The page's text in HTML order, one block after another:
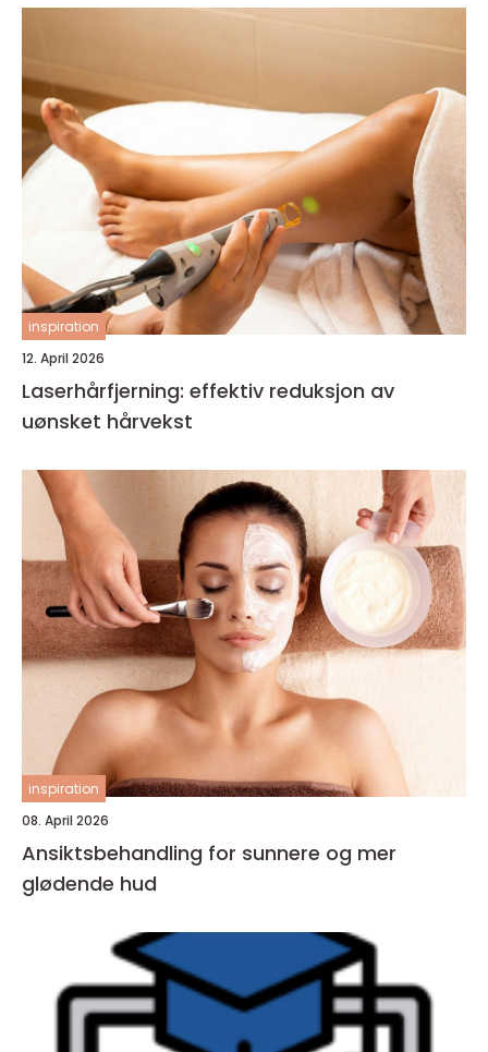
inspiration
12. April 2026
Laserhårfjerning: effektiv reduksjon av
uønsket hårvekst
inspiration
08. April 2026
Ansiktsbehandling for sunnere og mer
glødende hud